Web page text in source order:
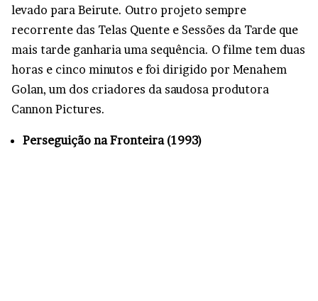
levado para Beirute. Outro projeto sempre
recorrente das Telas Quente e Sessões da Tarde que
mais tarde ganharia uma sequência. O filme tem duas
horas e cinco minutos e foi dirigido por Menahem
Golan, um dos criadores da saudosa produtora
Cannon Pictures.
Perseguição na Fronteira (1993)